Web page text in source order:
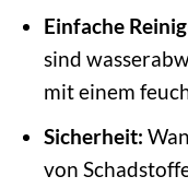
Einfache
sind
mit einem
Sicherheit:
von